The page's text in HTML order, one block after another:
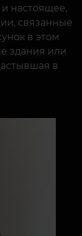
настоящее,
связанные
в этом
здания или
в